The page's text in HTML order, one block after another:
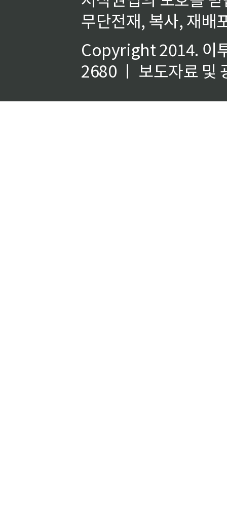
무단전재, 복사, 재배
Copyright 2014. 이
2680 ㅣ 보도자료